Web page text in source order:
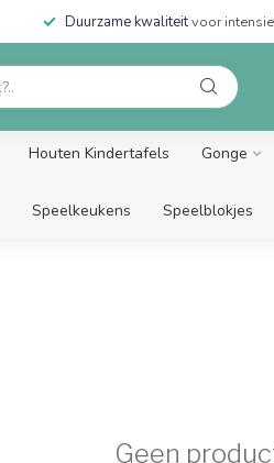
Duurzame kwaliteitvoor
Houten Kindertafels Gonge
Speelkeukens Speelblokjes
Geen